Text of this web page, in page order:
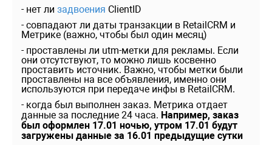
- нет ли задвоения ClientID
- совпадают ли даты транзакции в RetailCRM и
Метрике (важно, чтобы был один месяц)
- проставлены ли utm-метки для рекламы. Если
они отсутствуют, то можно лишь косвенно
проставить источник. Важно, чтобы метки были
проставлены на все объявления, именно они
используются при передаче инфы в RetailCRM.
- когда был выполнен заказ. Метрика отдает
данные за последние 24 часа. Например, заказ
был оформлен 17.01 ночью, утром 17.01 будут
загружены данные за 16.01 предыдущие сутки